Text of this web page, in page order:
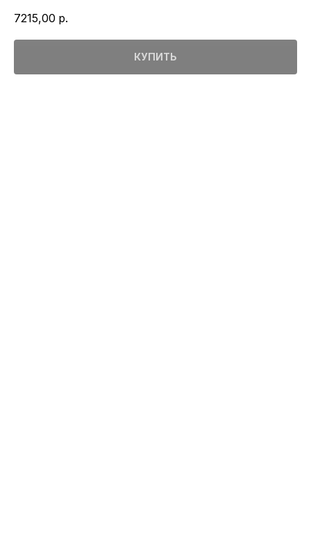
7215,00 р.
КУПИТЬ